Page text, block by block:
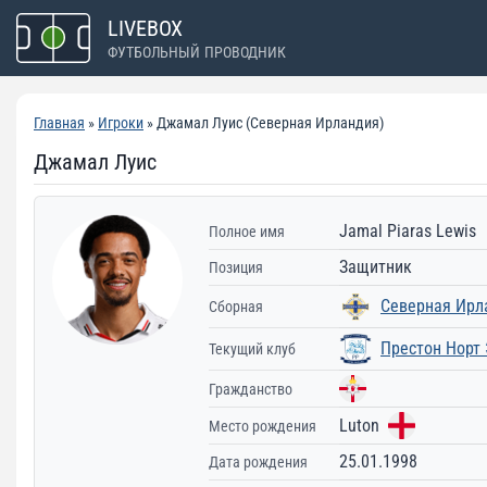
Перейти
содержимому
LIVEBOX
ФУТБОЛЬНЫЙ ПРОВОДНИК
Главная » Игроки » Джамал Луис (Северная Ирландия)
Джамал Луис
Полное имя Jamal Piaras Lewis
Позиция Защитник
Сборная Северная
Текущий клуб Престон Норт
Гражданство
Место рождения Luton
Дата рождения 25.01.1998